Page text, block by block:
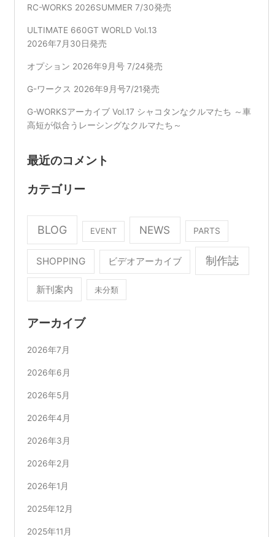
RC-WORKS 2026SUMMER 7/30発売
ULTIMATE 660GT WORLD Vol.13
2026年7月30日発売
オプション 2026年9月号 7/24発売
G-ワークス 2026年9月号7/21発売
G-WORKSアーカイブ Vol.17 シャコタンなクルマたち ～車
高短が似合うレーシングなクルマたち～
最近のコメント
カテゴリー
BLOG EVENT NEWS PARTS
SHOPPING ビデオアーカイブ 制作誌
新刊案内 未分類
アーカイブ
2026年7月
2026年6月
2026年5月
2026年4月
2026年3月
2026年2月
2026年1月
2025年12月
2025年11月